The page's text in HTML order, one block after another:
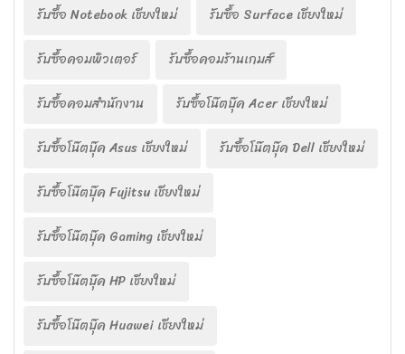
รับซื้อ Notebook เชียงใหม่
รับซื้อ Surface เชียงใหม่
รับซื้อคอมพิวเตอร์
รับซื้อคอมร้านเกมส์
รับซื้อคอมสำนักงาน
รับซื้อโน๊ตบุ๊ค Acer เชียงใหม่
รับซื้อโน๊ตบุ๊ค Asus เชียงใหม่
รับซื้อโน๊ตบุ๊ค Dell เชียงใหม่
รับซื้อโน๊ตบุ๊ค Fujitsu เชียงใหม่
รับซื้อโน๊ตบุ๊ค Gaming เชียงใหม่
รับซื้อโน๊ตบุ๊ค HP เชียงใหม่
รับซื้อโน๊ตบุ๊ค Huawei เชียงใหม่